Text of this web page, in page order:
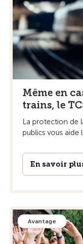
Même en
trains, le
La protection de
publics vous aide
En savoir
Avantage